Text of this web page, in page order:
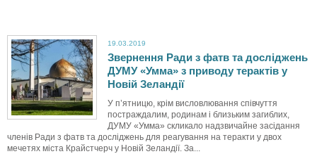
19.03.2019
Звернення Ради з фатв та досліджень
ДУМУ «Умма» з приводу терактів у
Новій Зеландії
У п’ятницю, крім висловлювання співчуття
постраждалим, родинам і близьким загиблих,
ДУМУ «Умма» скликало надзвичайне засідання
членів Ради з фатв та досліджень для реагування на теракти у двох
мечетях міста Крайстчерч у Новій Зеландії. За...